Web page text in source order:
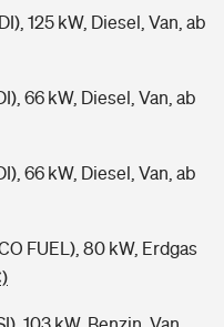
125 kW, Diesel, Van, ab
66 kW, Diesel, Van, ab
66 kW, Diesel, Van, ab
FUEL), 80 kW, Erdgas